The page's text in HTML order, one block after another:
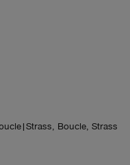
Boucle, Strass